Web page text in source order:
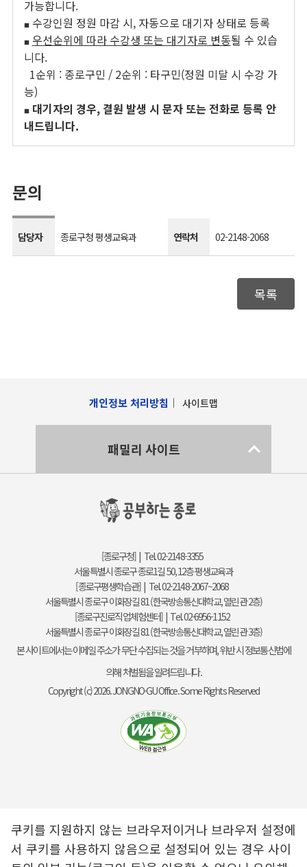
가능합니다.
■ 수강인원 정원 마감 시, 자동으로 대기자 상태로 등록
■ 우선순위에 따라 수강생 또는 대기자로 변동될 수 있습
니다.
1순위 : 종로구민 / 2순위 : 타구민(정원 미달 시 수강 가
능)
■대기자의 경우, 결원 발생 시 문자 또는 전화로 등록 안
내드립니다.
문의
담당자 종로구청 평생교육과 연락처 02-2148-2068
목록
개인정보 처리방침 사이트맵
패밀리 사이트
[종로구청] | Tel. 02-2148-3355
서울특별시 종로구 종로1길 50, 12층 평생교육과
[종로구평생학습관] | Tel. 02-2148-2067~2068
서울특별시 종로구 이화장길 81 (한국방송통신대학교, 열린관 2층)
[종로구진로직업체험센터] | Tel. 02-6956-1152
서울특별시 종로구 이화장길 81 (한국방송통신대학교, 열린관 3층)
본 사이트에서는 이메일 주소가 무단 수집되는 것을 거부하며, 위반 시 정보통신법에
의해 처벌됨을 알려드립니다.
Copyright (c) 2026. JONGNO-GU Office. Some Rights Reserved
쿠키를 지원하지 않는 브라우저이거나 브라우저 설정에
서 쿠키를 사용하지 않음으로 설정되어 있는 경우 사이